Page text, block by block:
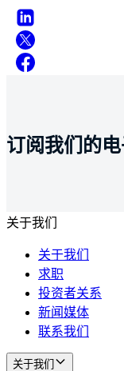
订阅我们的电
关于我们
关于我们
求职
投资者关系
新闻媒体
联系我们
关于我们